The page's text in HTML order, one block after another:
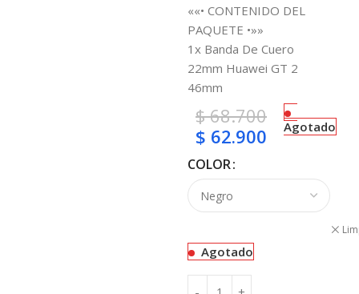
««• CONTENIDO DEL
PAQUETE •»»
1x Banda De Cuero
22mm Huawei GT 2
46mm
$68.700
$ 62.900 Agotado
COLOR
Agotado